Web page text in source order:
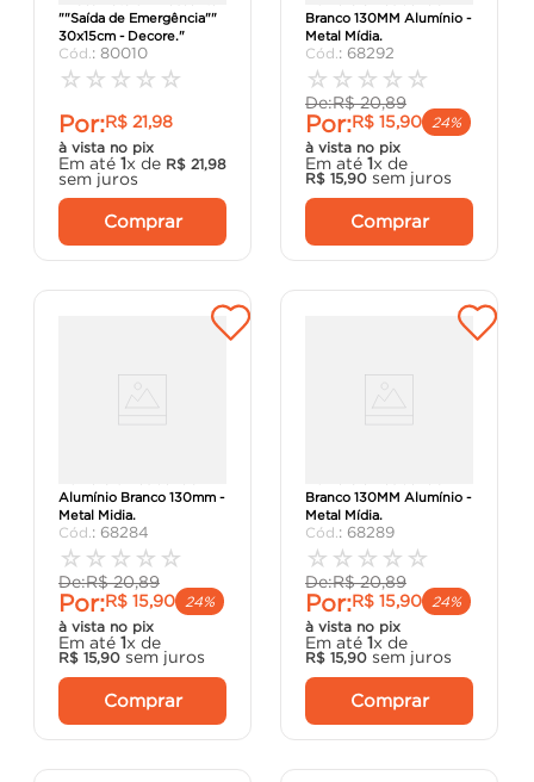
""Saída de Emergência""
30x15cm - Decore."
: 80010
☆ ☆ ☆ ☆ ☆
Por:R$ 21,98
à vista no pix
Em até 1x de R$ 21,98
sem juros
Comprar
Branco 130MM Alumínio -
Metal Mídia.
: 68292
☆ ☆ ☆ ☆ ☆
De:R$ 20,89
Por:R$ 15,90
24%
à vista no pix
Em até 1x de
R$ 15,90 sem juros
Comprar
Alumínio Branco 130mm -
Metal Midia.
: 68284
☆ ☆ ☆ ☆ ☆
De:R$ 20,89
Por:R$ 15,90
24%
à vista no pix
Em até 1x de
R$ 15,90 sem juros
Comprar
Branco 130MM Alumínio -
Metal Mídia.
: 68289
☆ ☆ ☆ ☆ ☆
De:R$ 20,89
Por:R$ 15,90
24%
à vista no pix
Em até 1x de
R$ 15,90 sem juros
Comprar